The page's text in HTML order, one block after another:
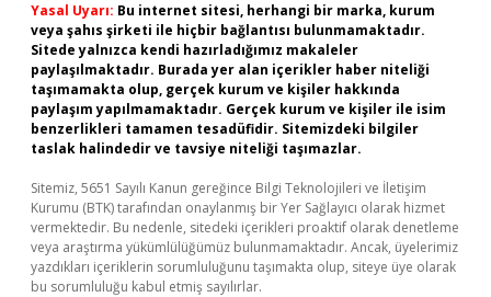
Yasal Uyarı: Bu internet sitesi, herhangi bir marka, kurum
veya şahıs şirketi ile hiçbir bağlantısı bulunmamaktadır.
Sitede yalnızca kendi hazırladığımız makaleler
paylaşılmaktadır. Burada yer alan içerikler haber niteliği
taşımamakta olup, gerçek kurum ve kişiler hakkında
paylaşım yapılmamaktadır. Gerçek kurum ve kişiler ile isim
benzerlikleri tamamen tesadüfidir. Sitemizdeki bilgiler
taslak halindedir ve tavsiye niteliği taşımazlar.
Sitemiz, 5651 Sayılı Kanun gereğince Bilgi Teknolojileri ve İletişim
Kurumu (BTK) tarafından onaylanmış bir Yer Sağlayıcı olarak hizmet
vermektedir. Bu nedenle, sitedeki içerikleri proaktif olarak denetleme
veya araştırma yükümlülüğümüz bulunmamaktadır. Ancak, üyelerimiz
yazdıkları içeriklerin sorumluluğunu taşımakta olup, siteye üye olarak
bu sorumluluğu kabul etmiş sayılırlar.